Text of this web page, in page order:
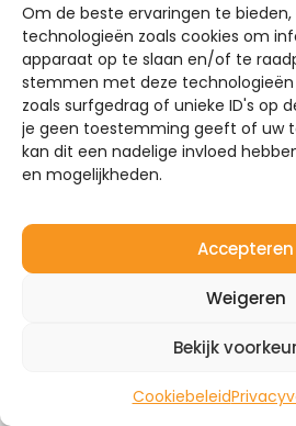
Om de beste ervaringen te bieden,
technologieën zoals cookies om
apparaat op te slaan en/of te
stemmen met deze technologieën
zoals surfgedrag of unieke ID's op
je geen toestemming geeft of uw
kan dit een nadelige invloed
en mogelijkheden.
Accepteren
Weigeren
Bekijk
Cookiebeleid
Systeemgarantie
Mijn Energie Brabant
thuisbatterijen. Heeft u ook
plaatsen van zonnepanelen en
maken het systeem compleet.
om een offerte of een
situatie kunnen bespreken.
Ontvang een voorstel +